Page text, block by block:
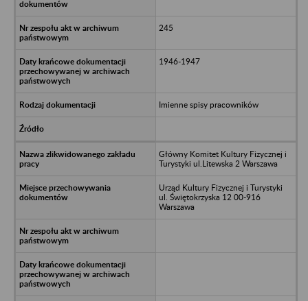
245
1946-1947
Imienne spisy pracowników
Główny Komitet Kultury Fizycznej i
Turystyki ul.Litewska 2 Warszawa
Urząd Kultury Fizycznej i Turystyki
ul. Świętokrzyska 12 00-916
Warszawa